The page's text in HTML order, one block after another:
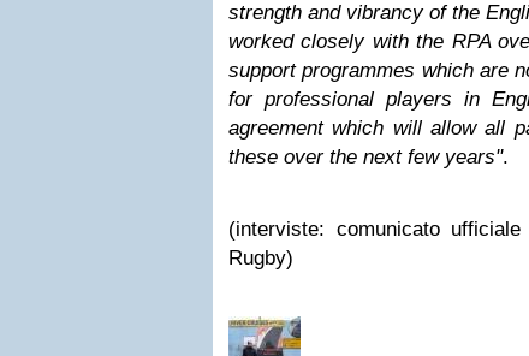
strength and vibrancy of the
worked closely with the RPA
support programmes which are
for professional players in
agreement which will allow all
these over the next few years".
(interviste: comunicato
Rugby)